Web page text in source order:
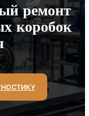
ремонт
коробок
звонка!